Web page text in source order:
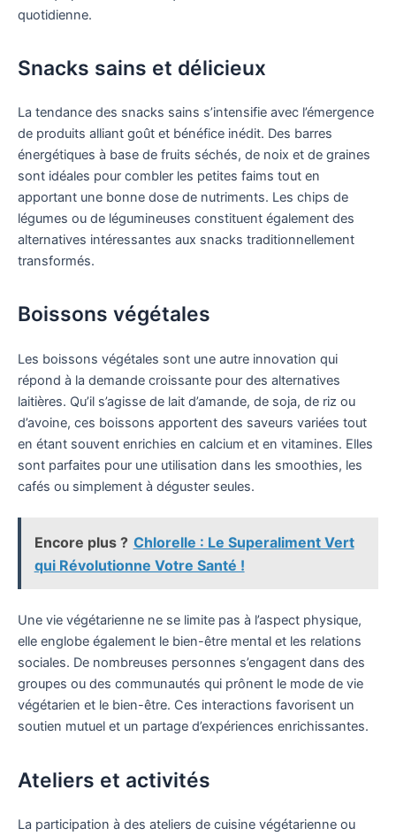
quotidienne.
Snacks sains et délicieux
La tendance des snacks sains s’intensifie avec l’émergence
de produits alliant goût et bénéfice inédit. Des barres
énergétiques à base de fruits séchés, de noix et de graines
sont idéales pour combler les petites faims tout en
apportant une bonne dose de nutriments. Les chips de
légumes ou de légumineuses constituent également des
alternatives intéressantes aux snacks traditionnellement
transformés.
Boissons végétales
Les boissons végétales sont une autre innovation qui
répond à la demande croissante pour des alternatives
laitières. Qu’il s’agisse de lait d’amande, de soja, de riz ou
d’avoine, ces boissons apportent des saveurs variées tout
en étant souvent enrichies en calcium et en vitamines. Elles
sont parfaites pour une utilisation dans les smoothies, les
cafés ou simplement à déguster seules.
Encore plus ? Chlorelle : Le Superaliment Vert
qui Révolutionne Votre Santé !
Une vie végétarienne ne se limite pas à l’aspect physique,
elle englobe également le bien-être mental et les relations
sociales. De nombreuses personnes s’engagent dans des
groupes ou des communautés qui prônent le mode de vie
végétarien et le bien-être. Ces interactions favorisent un
soutien mutuel et un partage d’expériences enrichissantes.
Ateliers et activités
La participation à des ateliers de cuisine végétarienne ou